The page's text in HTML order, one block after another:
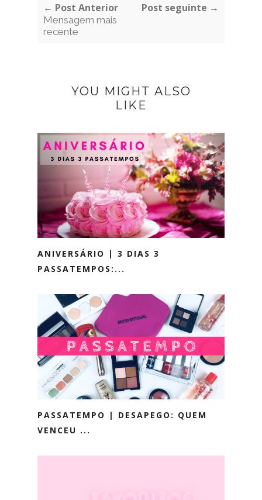
← Post Anterior
Mensagem mais
recente
Post seguinte →
YOU MIGHT ALSO
LIKE
ANIVERSÁRIO | 3 DIAS 3
PASSATEMPOS:...
PASSATEMPO | DESAPEGO: QUEM
VENCEU ...